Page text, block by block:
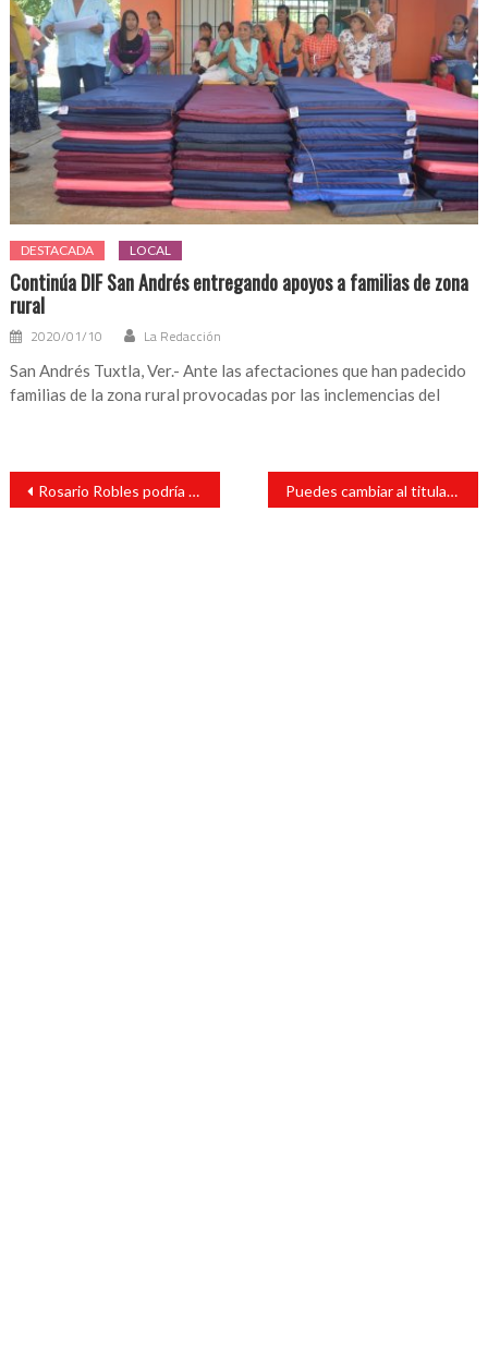
DESTACADA LOCAL
Continúa DIF San Andrés entregando apoyos a familias de zona
rural
2020/01/10 La Redacción
San Andrés Tuxtla, Ver.- Ante las afectaciones que han padecido
familias de la zona rural provocadas por las inclemencias del
Navegación
entradas
Rosario Robles podría salir de la cárcel Puedes cambiar al titular en el recibo de luz, checa cómo